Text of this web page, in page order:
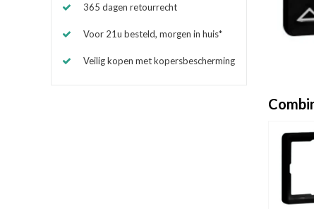
365 dagen retourrecht
Voor 21u besteld, morgen in huis*
Veilig kopen met kopersbescherming